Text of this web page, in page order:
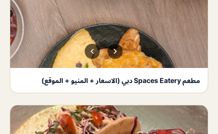
مطعم Spaces Eatery دبي (الاسعار + المنيو + الموقع)